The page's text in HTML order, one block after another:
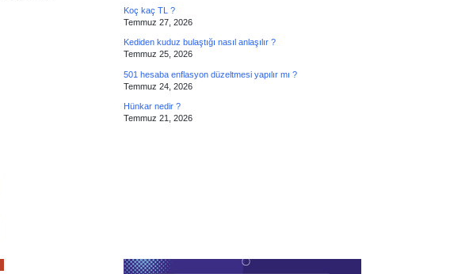
Koç kaç TL ?
Temmuz 27, 2026
Kediden kuduz bulaştığı nasıl anlaşılır ?
Temmuz 25, 2026
501 hesaba enflasyon düzeltmesi yapılır mı ?
Temmuz 24, 2026
Hünkar nedir ?
Temmuz 21, 2026